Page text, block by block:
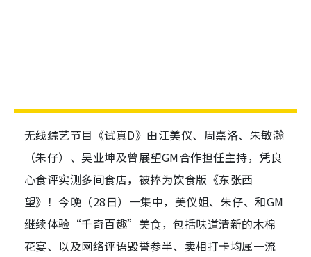
无线综艺节目《试真D》由江美仪、周嘉洛、朱敏瀚
（朱仔）、吴业坤及曾展望GM合作担任主持，凭良
心食评实测多间食店，被捧为饮食版《东张西
望》！今晚（28日）一集中，美仪姐、朱仔、和GM
继续体验“千奇百趣”美食，包括味道清新的木棉
花宴、以及网络评语毁誉参半、卖相打卡均属一流